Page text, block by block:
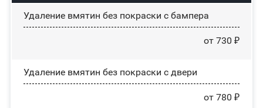
Удаление вмятин без покраски с бампера
от 730 ₽
Удаление вмятин без покраски с двери
от 780 ₽